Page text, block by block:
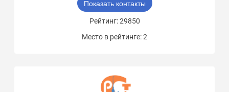
Показать контакты
Рейтинг: 29850
Место в рейтинге: 2